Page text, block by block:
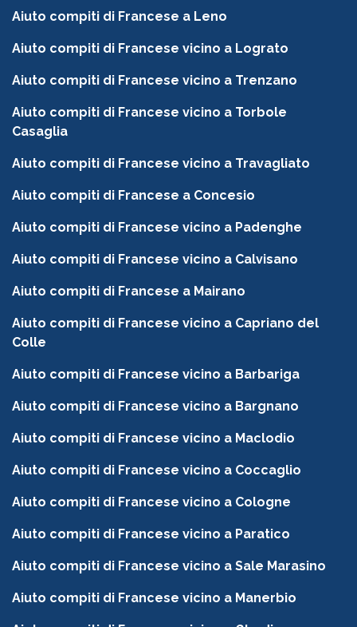
Aiuto compiti di Francese a Leno
Aiuto compiti di Francese vicino a Lograto
Aiuto compiti di Francese vicino a Trenzano
Aiuto compiti di Francese vicino a Torbole
Casaglia
Aiuto compiti di Francese vicino a Travagliato
Aiuto compiti di Francese a Concesio
Aiuto compiti di Francese vicino a Padenghe
Aiuto compiti di Francese vicino a Calvisano
Aiuto compiti di Francese a Mairano
Aiuto compiti di Francese vicino a Capriano del
Colle
Aiuto compiti di Francese vicino a Barbariga
Aiuto compiti di Francese vicino a Bargnano
Aiuto compiti di Francese vicino a Maclodio
Aiuto compiti di Francese vicino a Coccaglio
Aiuto compiti di Francese vicino a Cologne
Aiuto compiti di Francese vicino a Paratico
Aiuto compiti di Francese vicino a Sale Marasino
Aiuto compiti di Francese vicino a Manerbio